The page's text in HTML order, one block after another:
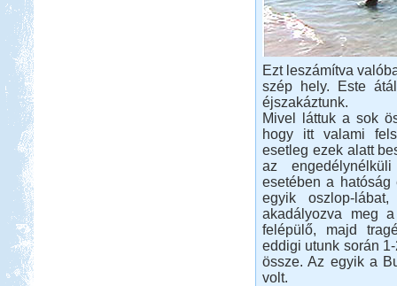
Ezt leszámítva
szép hely. Este
éjszakáztunk.
Mivel láttuk a sok
hogy itt valami
esetleg ezek alatt
az
esetében a hatóság
egyik oszlop-
akadályozva meg
felépülő, majd
eddigi utunk során
össze. Az egyik a
volt.